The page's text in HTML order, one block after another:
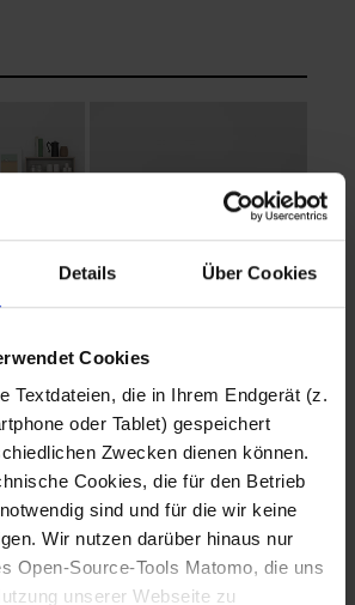
Details Über Cookies
Cookies
Textdateien, die in Ihrem Endgerät (z.
oder Tablet) gespeichert
Zwecken dienen können.
Cookies, die für den Betrieb
sind und für die wir keine
Wir nutzen darüber hinaus nur
Open-Source-Tools Matomo, die uns
unserer Webseite zu
Fotografo: Lorenz
Sternbach
Download